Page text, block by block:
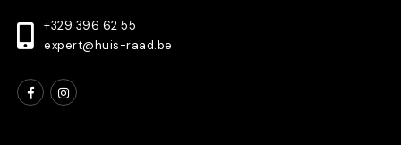
+329 396 62 55
expert@huis-raad.be